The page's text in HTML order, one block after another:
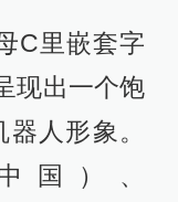
C里嵌套字
现出一个饱
人形象。
国）、